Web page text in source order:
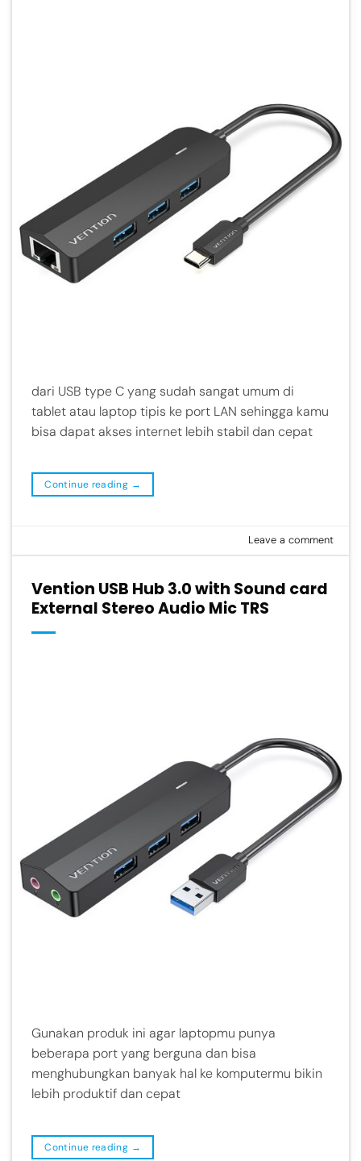
dari USB type C yang sudah sangat umum di
tablet atau laptop tipis ke port LAN sehingga kamu
bisa dapat akses internet lebih stabil dan cepat
Continue reading →
Leave a comment
Vention USB Hub 3.0 with Sound card
External Stereo Audio Mic TRS
Gunakan produk ini agar laptopmu punya
beberapa port yang berguna dan bisa
menghubungkan banyak hal ke komputermu bikin
lebih produktif dan cepat
Continue reading →